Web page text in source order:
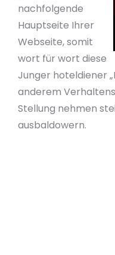
nachfolgende
Hauptseite Ihrer
Webseite, somit
wort für wort diese
Junger hoteldiener
anderem
Stellung nehmen
ausbaldowern.